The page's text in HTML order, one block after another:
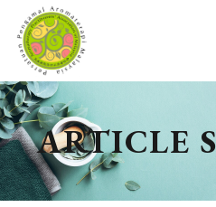
ARTICLE